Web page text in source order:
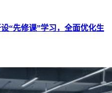
“先修课”学习，全面优化生